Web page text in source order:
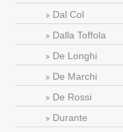
Dal Col
Dalla Toffola
De Longhi
De Marchi
De Rossi
Durante